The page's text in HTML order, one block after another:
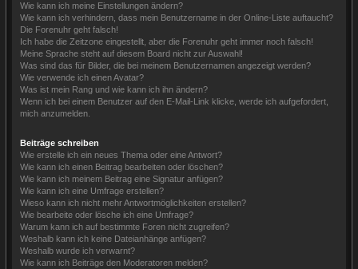
Wie kann ich meine Einstellungen ändern?
Wie kann ich verhindern, dass mein Benutzername in der Online-Liste auftaucht?
Die Forenuhr geht falsch!
Ich habe die Zeitzone eingestellt, aber die Forenuhr geht immer noch falsch!
Meine Sprache steht auf diesem Board nicht zur Auswahl!
Was sind das für Bilder, die bei meinem Benutzernamen angezeigt werden?
Wie verwende ich einen Avatar?
Was ist mein Rang und wie kann ich ihn ändern?
Wenn ich bei einem Benutzer auf den E-Mail-Link klicke, werde ich aufgefordert,
mich anzumelden.
Beiträge schreiben
Wie erstelle ich ein neues Thema oder eine Antwort?
Wie kann ich einen Beitrag bearbeiten oder löschen?
Wie kann ich meinem Beitrag eine Signatur anfügen?
Wie kann ich eine Umfrage erstellen?
Wieso kann ich nicht mehr Antwortmöglichkeiten erstellen?
Wie bearbeite oder lösche ich eine Umfrage?
Warum kann ich auf bestimmte Foren nicht zugreifen?
Weshalb kann ich keine Dateianhänge anfügen?
Weshalb wurde ich verwarnt?
Wie kann ich Beiträge den Moderatoren melden?